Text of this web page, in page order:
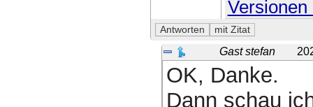
Gast stefan
OK, Danke.
Dann schau